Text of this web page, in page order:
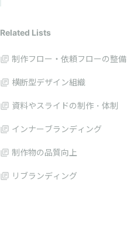
Related Lists
制作フロー・依頼フローの整備
横断型デザイン組織
資料やスライドの制作・体制
インナーブランディング
制作物の品質向上
リブランディング